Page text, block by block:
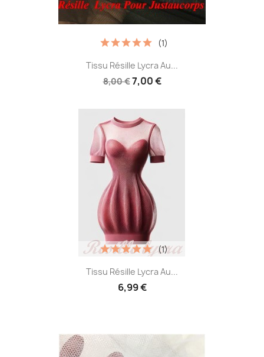
Tissu Résille Lycra Au...
8,00 €7,00 €
(1)
Tissu Résille Lycra Au...
6,99 €
(1)